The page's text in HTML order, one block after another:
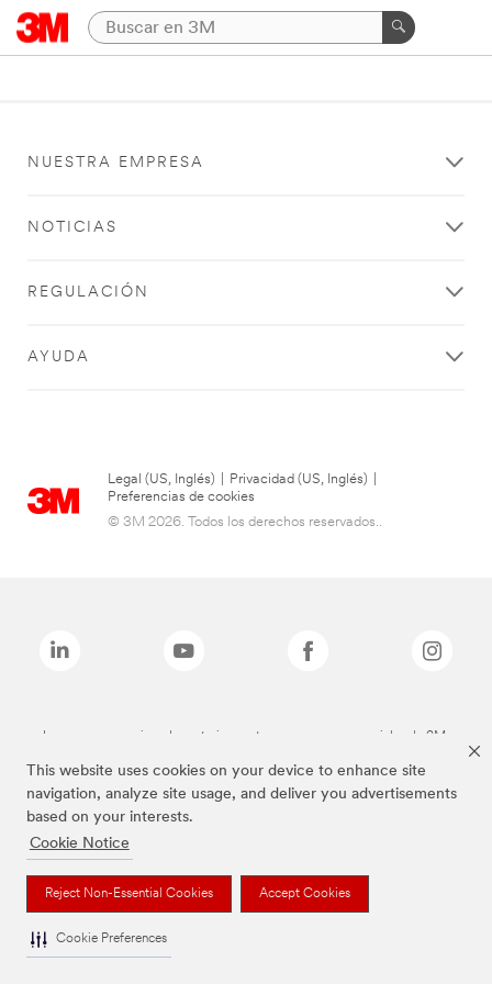
This website uses cookies on your device to enhance site
navigation, analyze site usage, and deliver you advertisements
based on your interests.
Cookie Notice
Reject Non-Essential Cookies Accept Cookies
Cookie Preferences
NUESTRA EMPRESA
NOTICIAS
REGULACIÓN
AYUDA
Legal (US, Inglés) Privacidad (US, Inglés)
Preferencias de cookies
© 3M 2026. Todos los derechos reservados..
Las marcas mencionadas anteriormente son marcas comerciales de 3M.